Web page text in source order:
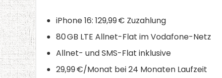
iPhone 16: 129,99 € Zuzahlung
80 GB LTE Allnet-Flat im Vodafone-Netz
Allnet- und SMS-Flat inklusive
29,99 €/Monat bei 24 Monaten Laufzeit